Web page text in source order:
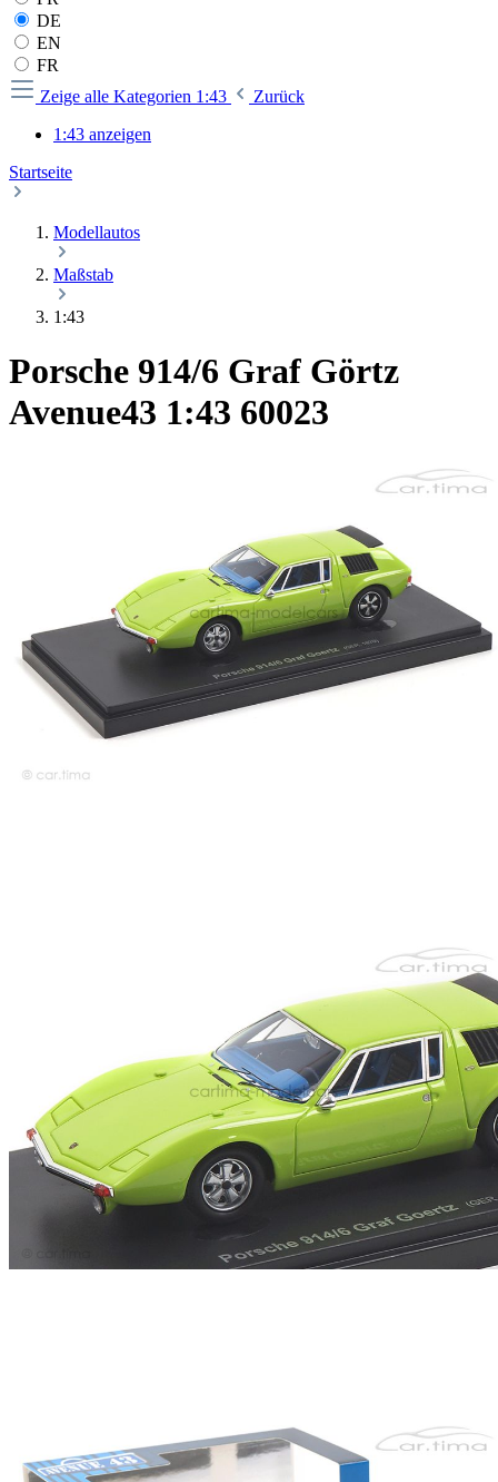
DE
EN
FR
Zeige alle Kategorien 1:43
Zurück
1:43 anzeigen
Startseite
Modellautos
Maßstab
1:43
Porsche 914/6 Graf Görtz
Avenue43 1:43 60023